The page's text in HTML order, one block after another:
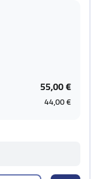
55,00 €
44,00 €